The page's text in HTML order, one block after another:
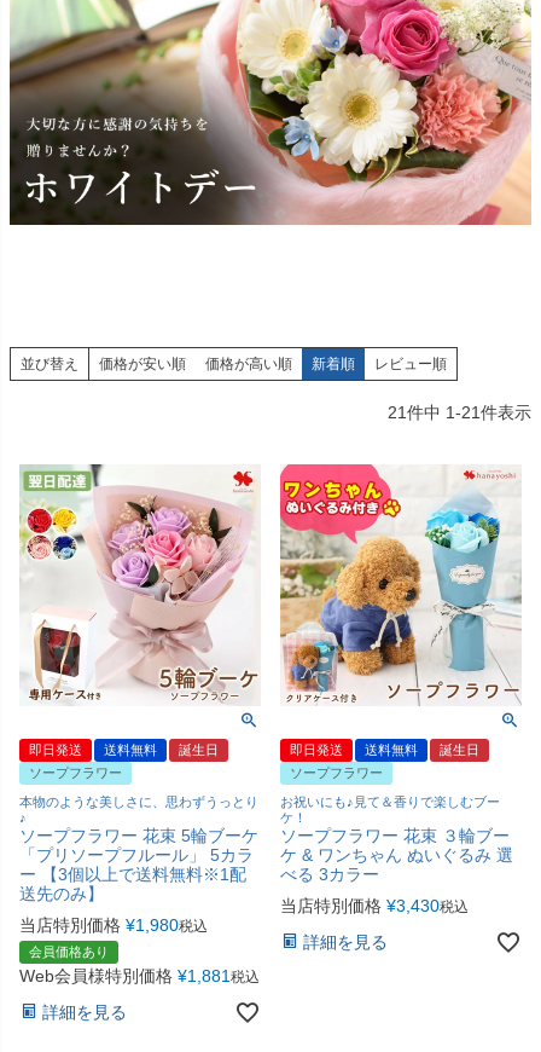
並び替え 価格が安い順 価格が高い順 新着順 レビュー順
21件中 1-21件表示
即日発送 送料無料
誕生日
ソープフラワー
本物のような美しさに、思わずうっとり
♪
ソープフラワー 花束 5輪ブーケ
「プリソープフルール」 5カラ
ー 【3個以上で送料無料※1配
送先のみ】
当店特別価格 ¥1,980税込
会員価格あり
Web会員様特別価格 ¥1,881 税込
詳細を見る
即日発送 送料無料
誕生日
ソープフラワー
お祝いにも♪見て＆香りで楽しむブー
ケ！
ソープフラワー 花束 ３輪ブー
ケ & ワンちゃん ぬいぐるみ 選
べる 3カラー
当店特別価格 ¥3,430税込
詳細を見る